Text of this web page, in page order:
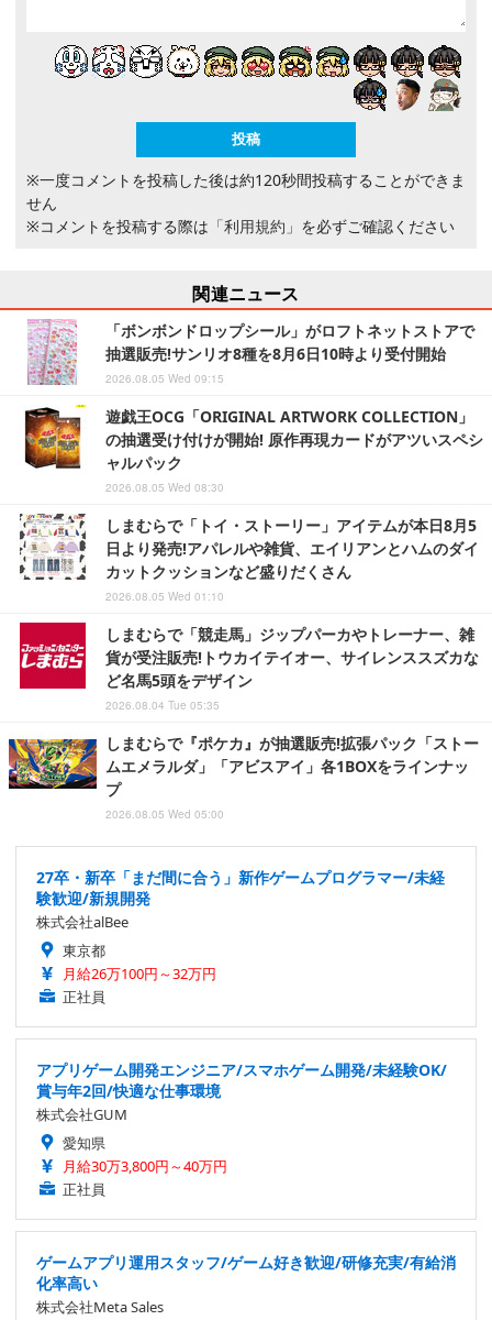
※一度コメントを投稿した後は約120秒間投稿することができま
せん
※コメントを投稿する際は 「利用規約」 を必ずご確認ください
関連ニュース
「ボンボンドロップシール」がロフトネットストアで
抽選販売!サンリオ8種を8月6日10時より受付開始
2026.08.05 Wed 09:15
遊戯王OCG「ORIGINAL ARTWORK COLLECTION」
の抽選受け付けが開始! 原作再現カードがアツいスペシ
ャルパック
2026.08.05 Wed 08:30
しまむらで「トイ・ストーリー」アイテムが本日8月5
日より発売!アパレルや雑貨、エイリアンとハムのダイ
カットクッションなど盛りだくさん
2026.08.05 Wed 01:10
しまむらで「競走馬」ジップパーカやトレーナー、雑
貨が受注販売!トウカイテイオー、サイレンススズカな
ど名馬5頭をデザイン
2026.08.04 Tue 05:35
しまむらで『ポケカ』が抽選販売!拡張パック「ストー
ムエメラルダ」「アビスアイ」各1BOXをラインナッ
プ
2026.08.05 Wed 05:00
27卒・新卒「まだ間に合う」新作ゲームプログラマー/未経
験歓迎/新規開発
株式会社alBee
東京都
月給26万100円～32万円
正社員
アプリゲーム開発エンジニア/スマホゲーム開発/未経験OK/
賞与年2回/快適な仕事環境
株式会社GUM
愛知県
月給30万3,800円～40万円
正社員
ゲームアプリ運用スタッフ/ゲーム好き歓迎/研修充実/有給消
化率高い
株式会社Meta Sales